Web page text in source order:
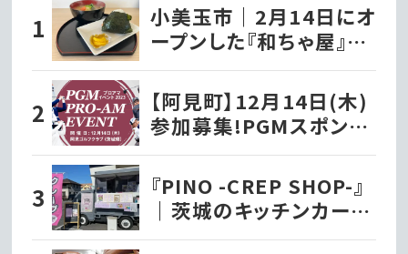
小美玉市｜2月14日にオ
ープンした『和ちゃ屋』で
おにぎり味噌汁セットを
いただきました!!
【阿見町】12月14日(木)
参加募集!PGMスポンサ
ーシップ契約プロが出演
する『PGMプロアマイベ
ント2023』を開催!!
『PINO -CREP SHOP-』
｜茨城のキッチンカー巡
り